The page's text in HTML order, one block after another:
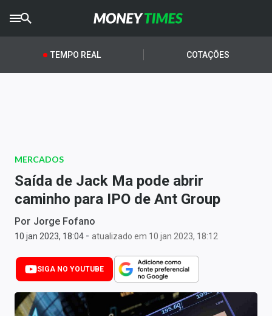
CRYPTOTIMES
AGROTIMES
Newsletters
Money Trader
Anuncie
Últimas Notícias
Newsletters
Cotações
TEMPO REAL COTAÇÕES
MERCADOS
Saída de Jack Ma pode abrir
caminho para IPO de Ant Group
Por Jorge Fofano
10 jan 2023, 18:04 - atualizado em 10 jan 2023, 18:12
SIGA NO YOUTUBE